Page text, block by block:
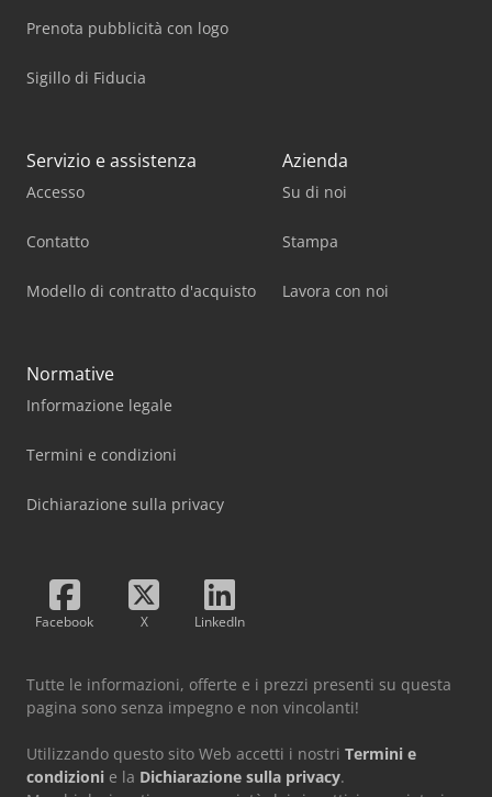
Prenota pubblicità con logo
Sigillo di Fiducia
Servizio e assistenza
Accesso
Contatto
Modello di contratto d'acquisto
Azienda
Su di noi
Stampa
Lavora con noi
Normative
Informazione legale
Termini e condizioni
Dichiarazione sulla privacy
Facebook X LinkedIn
Tutte le informazioni, offerte e i prezzi presenti su questa
pagina sono senza impegno e non vincolanti!
Utilizzando questo sito Web accetti i nostri Termini e
condizioni e la Dichiarazione sulla privacy.